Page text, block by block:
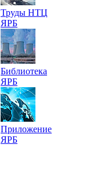
Труды НТЦ
ЯРБ
Библиотека
ЯРБ
Приложение
ЯРБ